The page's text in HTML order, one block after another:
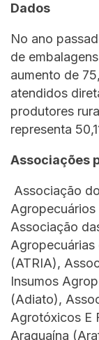
Dados
No ano
de
aumento de
atendidos
produtores
representa
Associações
Associação
Agropecuários
Associação
(ATRIA),
Insumos
(Adiato),
Agrotóxicos E
Araguaína